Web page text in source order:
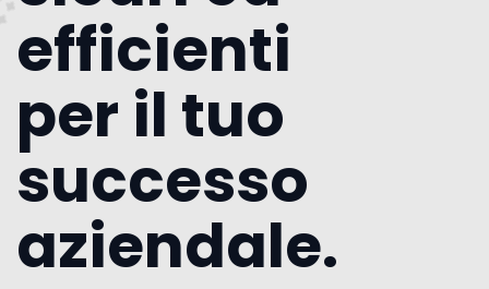
efficienti
per il tuo
successo
aziendale.